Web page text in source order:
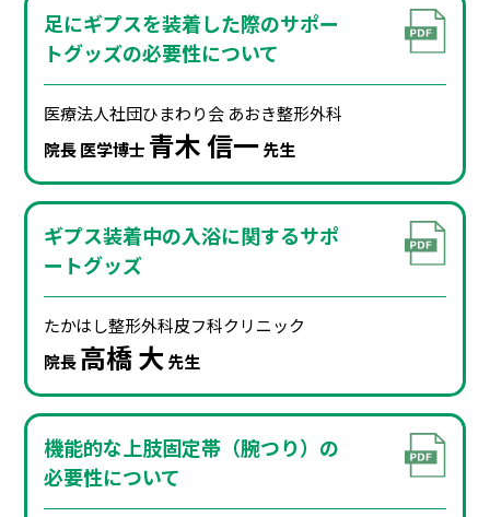
足にギプスを装着した際のサポー
トグッズの必要性について
医療法⼈社団ひまわり会 あおき整形外科
院⻑ 医学博⼠ ⻘⽊ 信⼀先⽣
ギプス装着中の入浴に関するサポ
ートグッズ
たかはし整形外科⽪フ科クリニック
院⻑⾼橋 ⼤先⽣
機能的な上肢固定帯（腕つり）の
必要性について